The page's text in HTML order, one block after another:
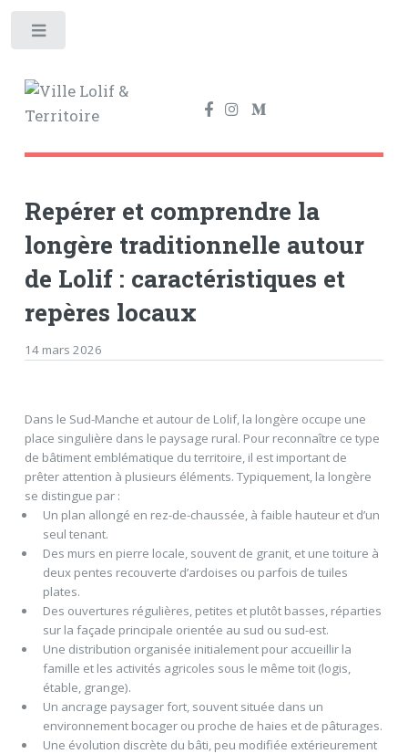
Repérer et comprendre la
longère traditionnelle autour
de Lolif : caractéristiques et
repères locaux
14 mars 2026
Dans le Sud-Manche et autour de Lolif, la longère occupe une
place singulière dans le paysage rural. Pour reconnaître ce type
de bâtiment emblématique du territoire, il est important de
prêter attention à plusieurs éléments. Typiquement, la longère
se distingue par :
Un plan allongé en rez-de-chaussée, à faible hauteur et d’un
seul tenant.
Des murs en pierre locale, souvent de granit, et une toiture à
deux pentes recouverte d’ardoises ou parfois de tuiles
plates.
Des ouvertures régulières, petites et plutôt basses, réparties
sur la façade principale orientée au sud ou sud-est.
Une distribution organisée initialement pour accueillir la
famille et les activités agricoles sous le même toit (logis,
étable, grange).
Un ancrage paysager fort, souvent située dans un
environnement bocager ou proche de haies et de pâturages.
Une évolution discrète du bâti, peu modifiée extérieurement